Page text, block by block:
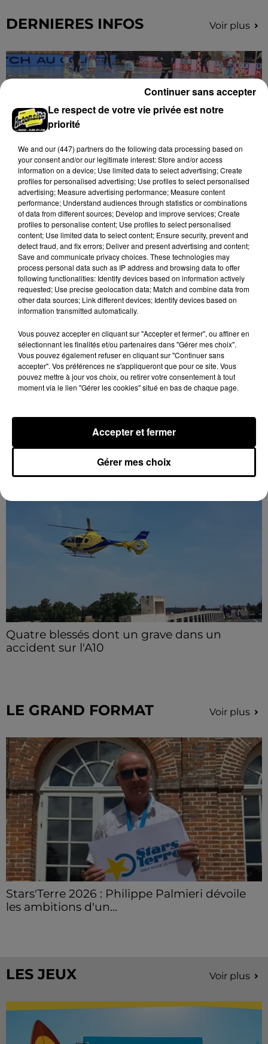
DERNIERES INFOS Voir plus
Un départ au C'CMHB
Le club chartrain a officialisé, vendredi 7 août, le
départ de Guilherme Borges.
Quatre blessés dont un grave dans un
accident sur l'A10
hauteur de Sainville en direction d'Orléans.
A LA UNE Voir plus
Quatre blessés dont un grave dans un
accident sur l'A10
LE GRAND FORMAT Voir plus
Stars'Terre 2026 : Philippe Palmieri dévoile
les ambitions d'un...
LES JEUX Voir plus
Le respect de votre vie privée est notre
priorité
We and our (447) partnersdo the following data processing based on
your consent and/or our legitimate interest: Store and/or access
information on a device; Use limited data to select advertising; Create
profiles for personalised advertising; Use profiles to select personalised
advertising; Measure advertising performance; Measure content
performance; Understand audiences through statistics or combinations
of data from different sources; Develop and improve services; Create
profiles to personalise content; Use profiles to select personalised
content; Use limited data to select content; Ensure security, prevent and
detect fraud, and fix errors; Deliver and present advertising and content;
Save and communicate privacy choices. These technologies may
process personal data such as IP address and browsing data to offer
following functionalities: Identify devices based on information actively
requested; Use precise geolocation data; Match and combine data from
other data sources; Link different devices; Identify devices based on
information transmitted automatically.
Vous pouvez accepter en cliquant sur "Accepter et fermer", ou affiner en
sélectionnant les finalités et/ou partenaires dans "Gérer mes choix".
Vous pouvez également refuser en cliquant sur "Continuer sans
accepter". Vos préférences ne s'appliqueront que pour ce site. Vous
pouvez mettre à jour vos choix, ou retirer votre consentement à tout
moment via le lien "Gérer les cookies" situé en bas de chaque page.
Gérer mes choix
Accepter et fermer
Continuer sans accepter